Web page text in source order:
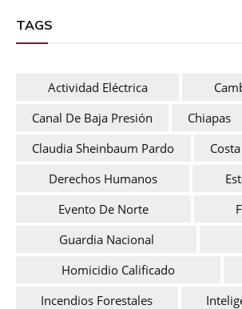
TAGS
Actividad Eléctrica
Canal De Baja Presión
Chiapas
Claudia Sheinbaum Pardo
Costa
Derechos Humanos
Evento De Norte
Guardia Nacional
Homicidio Calificado
Incendios Forestales